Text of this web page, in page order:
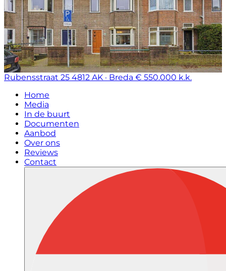
Rubensstraat 25 4812 AK · Breda € 550.000 k.k.
Home
Media
In de buurt
Documenten
Aanbod
Over ons
Reviews
Contact